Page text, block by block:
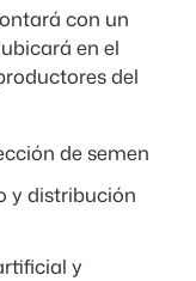
con un
en el
del
de semen
y distribución
y